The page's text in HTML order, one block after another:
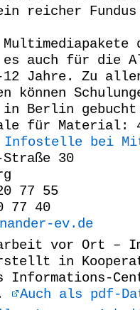
reicher Fundus
auch für die
12 Jahre. Zu
können
in Berlin gebucht
für
Infostelle bei
30
77 55
77 40
ev.de
vor Ort –
in
Informations-
Auch als pdf-